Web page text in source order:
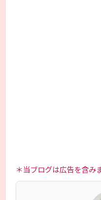
＊当ブログは広告を含みま